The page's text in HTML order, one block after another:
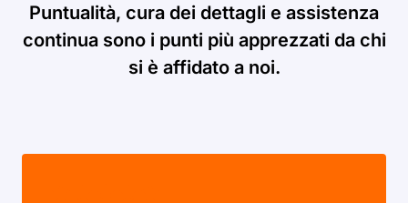
Puntualità, cura dei dettagli e assistenza
continua sono i punti più apprezzati da chi
si è affidato a noi.